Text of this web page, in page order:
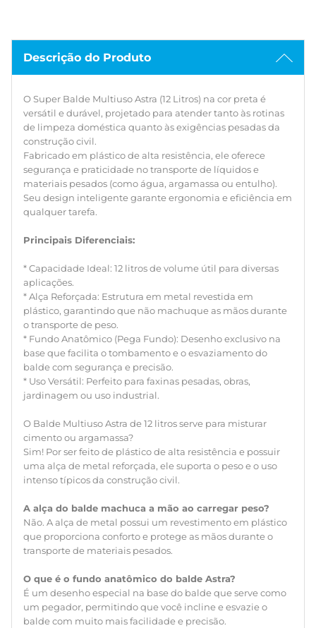
garantindo que não machuque as mãos durante o
transporte de peso.
base que facilita o tombamento e o esvaziamento do
balde com segurança e precisão.
* Uso Versátil: Perfeito para faxinas pesadas, obras,
jardinagem ou uso industrial.
O Balde Multiuso Astra de 12 litros serve para misturar
cimento ou argamassa?
Sim! Por ser feito de plástico de alta resistência e possuir
uma alça de metal reforçada, ele suporta o peso e o uso
Não. A alça de metal possui um revestimento em plástico
que proporciona conforto e protege as mãos durante o
transporte de materiais pesados.
O que é o fundo anatômico do balde Astra?
É um desenho especial na base do balde que serve como
um pegador, permitindo que você incline e esvazie o
balde com muito mais facilidade e precisão.
Descrição do Produto
O Super Balde Multiuso Astra (12 Litros) na cor preta é
versátil e durável, projetado para atender tanto às rotinas
de limpeza doméstica quanto às exigências pesadas da
construção civil.
Fabricado em plástico de alta resistência, ele oferece
segurança e praticidade no transporte de líquidos e
materiais pesados (como água, argamassa ou entulho).
Seu design inteligente garante ergonomia e eficiência em
qualquer tarefa.
Principais Diferenciais:
* Capacidade Ideal: 12 litros de volume útil para diversas
aplicações.
* Alça Reforçada: Estrutura em metal revestida em
plástico, garantindo que não machuque as mãos durante
o transporte de peso.
* Fundo Anatômico (Pega Fundo): Desenho exclusivo na
base que facilita o tombamento e o esvaziamento do
balde com segurança e precisão.
* Uso Versátil: Perfeito para faxinas pesadas, obras,
jardinagem ou uso industrial.
O Balde Multiuso Astra de 12 litros serve para misturar
cimento ou argamassa?
Sim! Por ser feito de plástico de alta resistência e possuir
uma alça de metal reforçada, ele suporta o peso e o uso
intenso típicos da construção civil.
A alça do balde machuca a mão ao carregar peso?
Não. A alça de metal possui um revestimento em plástico
que proporciona conforto e protege as mãos durante o
transporte de materiais pesados.
O que é o fundo anatômico do balde Astra?
É um desenho especial na base do balde que serve como
um pegador, permitindo que você incline e esvazie o
balde com muito mais facilidade e precisão.